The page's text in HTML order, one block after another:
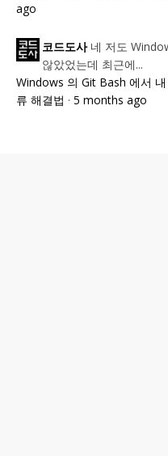
ago
코드도사 네 저도
않았었는데 최근에...
Windows 의 Git Bash 에서
류 해결법 · 5 months ago